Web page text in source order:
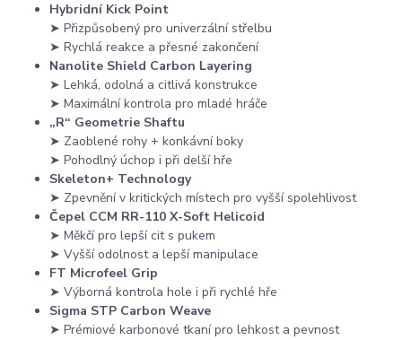
Hybridní Kick Point
➤ Přizpůsobený pro univerzální střelbu
➤ Rychlá reakce a přesné zakončení
Nanolite Shield Carbon Layering
➤ Lehká, odolná a citlivá konstrukce
➤ Maximální kontrola pro mladé hráče
„R“ Geometrie Shaftu
➤ Zaoblené rohy + konkávní boky
➤ Pohodlný úchop i při delší hře
Skeleton+ Technology
➤ Zpevnění v kritických místech pro vyšší spolehlivost
Čepel CCM RR-110 X-Soft Helicoid
➤ Měkčí pro lepší cit s pukem
➤ Vyšší odolnost a lepší manipulace
FT Microfeel Grip
➤ Výborná kontrola hole i při rychlé hře
Sigma STP Carbon Weave
➤ Prémiové karbonové tkaní pro lehkost a pevnost